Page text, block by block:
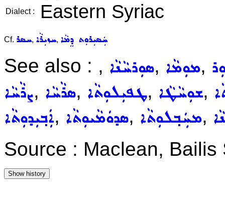
Dialect : Eastern Syriac
Cf. ܚܣܪ, ܚܙܝܼܪܵܐ, ܚܲܣܝܼܪܘܼܬ ܕܸܡܵܐ
See also : , ܣܘܼܪܚܵܢܵܐ, ܡܘܼܡܵܐ,
ܨܪܵܚܵܐ, ܣܪܵܚܵܐ, ܛܦܝܼܠܘܼܬܵܐ, ܫܘܼܚܵܛܵܐ,
ܐܲܒ݂ܝܼܕܘܼܬܵܐ, ܣܕܘܿܡܵܝܘܼܬܵܐ, ܡܚܲܒ݂ܠܘܼܬܵܐ,
Source : Maclean, Bailis